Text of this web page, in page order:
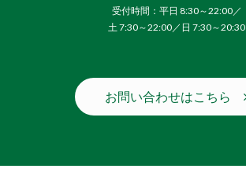
受付時間：平日 8:30～22:00／
土 7:30～22:00／日 7:30～20:30
お問い合わせはこちら